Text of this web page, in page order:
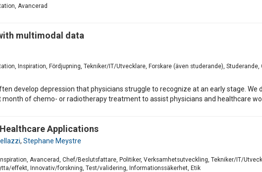
Avancerad
multimodal data
Inspiration, Fördjupning, Tekniker/IT/Utvecklare, Forskare (även studerande), Studerande,
develop depression that physicians struggle to recognize at an early stage. We
of chemo- or radiotherapy treatment to assist physicians and healthcare
Applications
, Stephane Meystre
Avancerad, Chef/Beslutsfattare, Politiker, Verksamhetsutveckling, Tekniker/IT/
effekt, Innovativ/forskning, Test/validering, Informationssäkerhet, Etik